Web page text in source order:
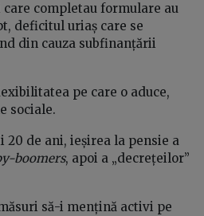
completau formulare au
deficitul uriaș care se
din cauza subfinanțării
pe care o aduce,
sociale.
20 de ani, ieșirea la pensie a
boomers, apoi a „decrețeilor”
să-i mențină activi pe